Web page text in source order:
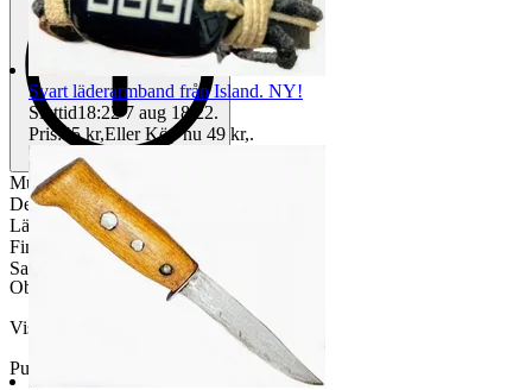
Multifärgat, tunnt halsband
De vita pärlorna är sötvattenspärlor
Längd: ca 37 cm
Fint skick!
Samfrakt erbjudes!
Objektnr
739 331 371
Visningar
Publicerad
Svart läderarmband från Island. NY!
Sluttid18:22 7 aug 18:22.
Pris: 45 kr,Eller Köp nu 49 kr,.